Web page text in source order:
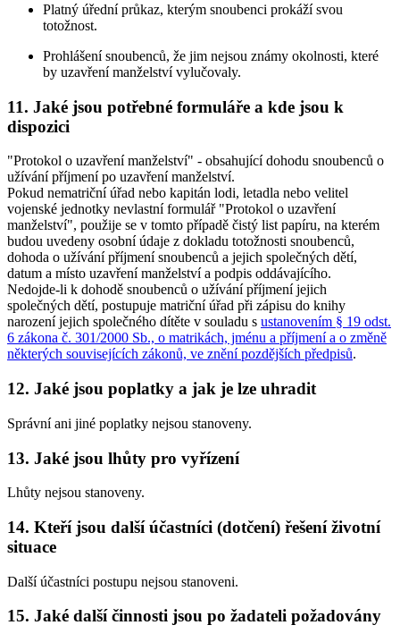
Platný úřední průkaz, kterým snoubenci prokáží svou
totožnost.
Prohlášení snoubenců, že jim nejsou známy okolnosti, které
by uzavření manželství vylučovaly.
11. Jaké jsou potřebné formuláře a kde jsou k
dispozici
"Protokol o uzavření manželství" - obsahující dohodu snoubenců o
užívání příjmení po uzavření manželství.
Pokud nematriční úřad nebo kapitán lodi, letadla nebo velitel
vojenské jednotky nevlastní formulář "Protokol o uzavření
manželství", použije se v tomto případě čistý list papíru, na kterém
budou uvedeny osobní údaje z dokladu totožnosti snoubenců,
dohoda o užívání příjmení snoubenců a jejich společných dětí,
datum a místo uzavření manželství a podpis oddávajícího.
Nedojde-li k dohodě snoubenců o užívání příjmení jejich
společných dětí, postupuje matriční úřad při zápisu do knihy
narození jejich společného dítěte v souladu s ustanovením § 19 odst.
6 zákona č. 301/2000 Sb., o matrikách, jménu a příjmení a o změně
některých souvisejících zákonů, ve znění pozdějších předpisů.
12. Jaké jsou poplatky a jak je lze uhradit
Správní ani jiné poplatky nejsou stanoveny.
13. Jaké jsou lhůty pro vyřízení
Lhůty nejsou stanoveny.
14. Kteří jsou další účastníci (dotčení) řešení životní
situace
Další účastníci postupu nejsou stanoveni.
15. Jaké další činnosti jsou po žadateli požadovány